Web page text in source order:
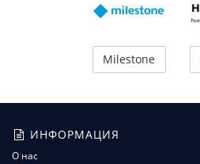
Milestone
ИНФОРМАЦИЯ
О нас